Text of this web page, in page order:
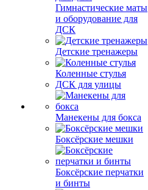
Гимнастические маты
и оборудование для
ДСК
Детские тренажеры
Коленные стулья
ДСК для улицы
Манекены для бокса
Боксёрские мешки
Боксёрские перчатки
и бинты